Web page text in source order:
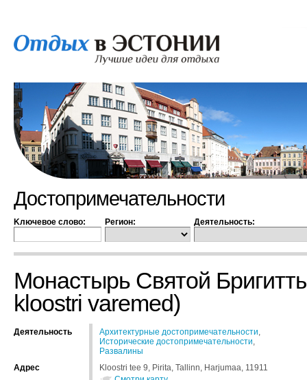
Достопримечательности
Kлючевое слово: Регион: Деятельность:
Монастырь Святой
kloostri varemed)
Деятельность Архитектурные достопримечательности,
Исторические достопримечательности,
Развалины
Адрес
Kloostri tee 9, Pirita, Tallinn, Harjumaa, 11911